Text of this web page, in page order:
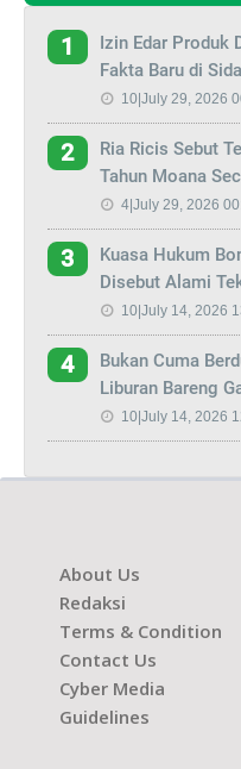
1
Izin Edar Produk
Fakta Baru di
10|July 29, 2026
2
Ria Ricis Sebut
Tahun Moana
4|July 29, 2026
3
Kuasa Hukum
Disebut Alami
10|July 14, 2026
4
Bukan Cuma
Liburan Bareng
10|July 14, 2026
About Us
Redaksi
Terms & Condition
Contact Us
Cyber Media
Guidelines